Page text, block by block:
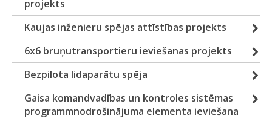
projekts
Kaujas inženieru spējas attīstības projekts
6x6 bruņutransportieru ieviešanas projekts
Bezpilota lidaparātu spēja
Gaisa komandvadības un kontroles sistēmas
programmnodrošinājuma elementa ieviešana